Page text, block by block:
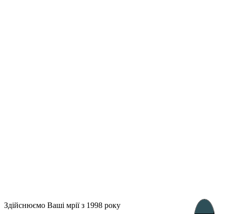
Здійснюємо Ваші мрії з 1998 року